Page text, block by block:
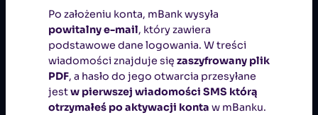
Po założeniu konta, mBank wysyła
powitalny e-mail, który zawiera
podstawowe dane logowania. W treści
wiadomości znajduje się zaszyfrowany plik
PDF, a hasło do jego otwarcia przesyłane
jestw pierwszej wiadomości SMS którą
otrzymałeś po aktywacji konta w mBanku.